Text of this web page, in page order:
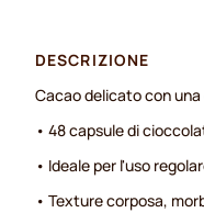
DESCRIZIONE
Cacao delicato con
• 48 capsule di
• Ideale per l'uso
• Texture corposa,